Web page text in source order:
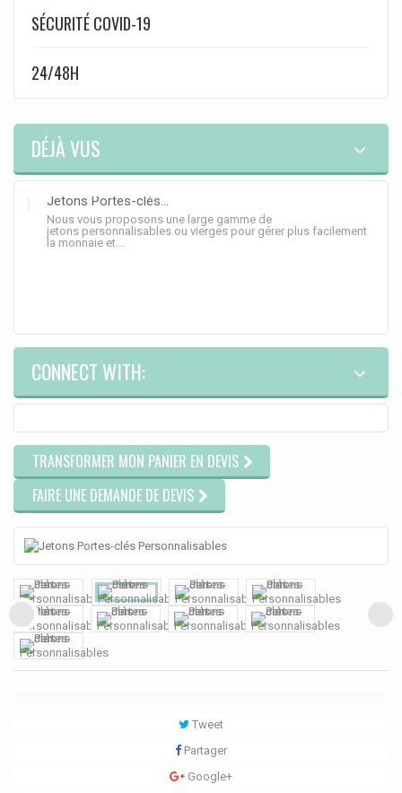
SÉCURITÉ COVID-19
24/48H
DÉJÀ VUS
Jetons Portes-clés...
Nous vous proposons une large gamme de
jetons personnalisables ou vierges pour gérer plus facilement
la monnaie et...
CONNECT WITH:
TRANSFORMER MON PANIER EN DEVIS
FAIRE UNE DEMANDE DE DEVIS
Tweet
Partager
Google+